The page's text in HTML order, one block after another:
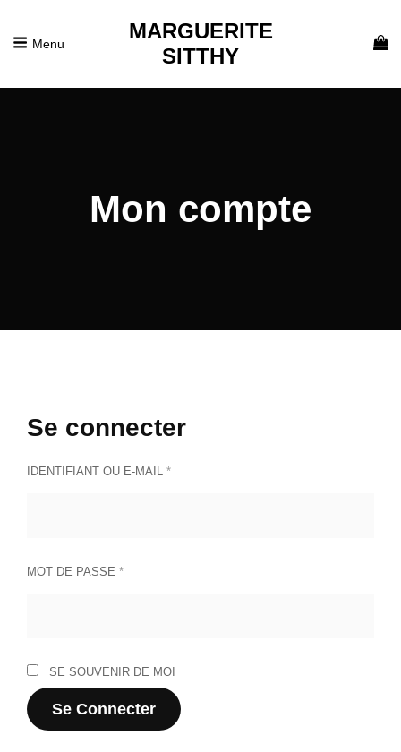
Menu
MARGUERITE
SITTHY
Mon compte
Se connecter
IDENTIFIANT OU E-MAIL *OBLIGATOIRE
MOT DE PASSE *OBLIGATOIRE
SE SOUVENIR DE MOI
Se Connecter